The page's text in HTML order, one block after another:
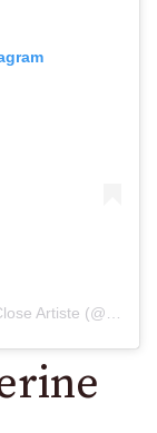
Une publication partagée par Séverine de Close Artiste (@missrondeunivers2022)